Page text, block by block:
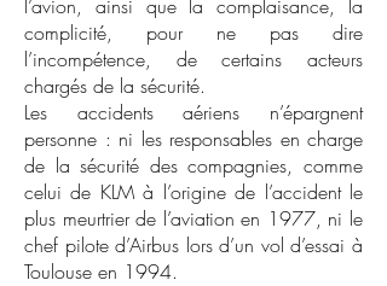
l’avion, ainsi que la complaisance, la
complicité, pour ne pas dire
l’incompétence, de certains acteurs
chargés de la sécurité.
Les accidents aériens n’épargnent
personne : ni les responsables en charge
de la sécurité des compagnies, comme
celui de KLM à l’origine de l’accident le
plus meurtrier de l’aviation en 1977, ni le
chef pilote d’Airbus lors d’un vol d’essai à
Toulouse en 1994.